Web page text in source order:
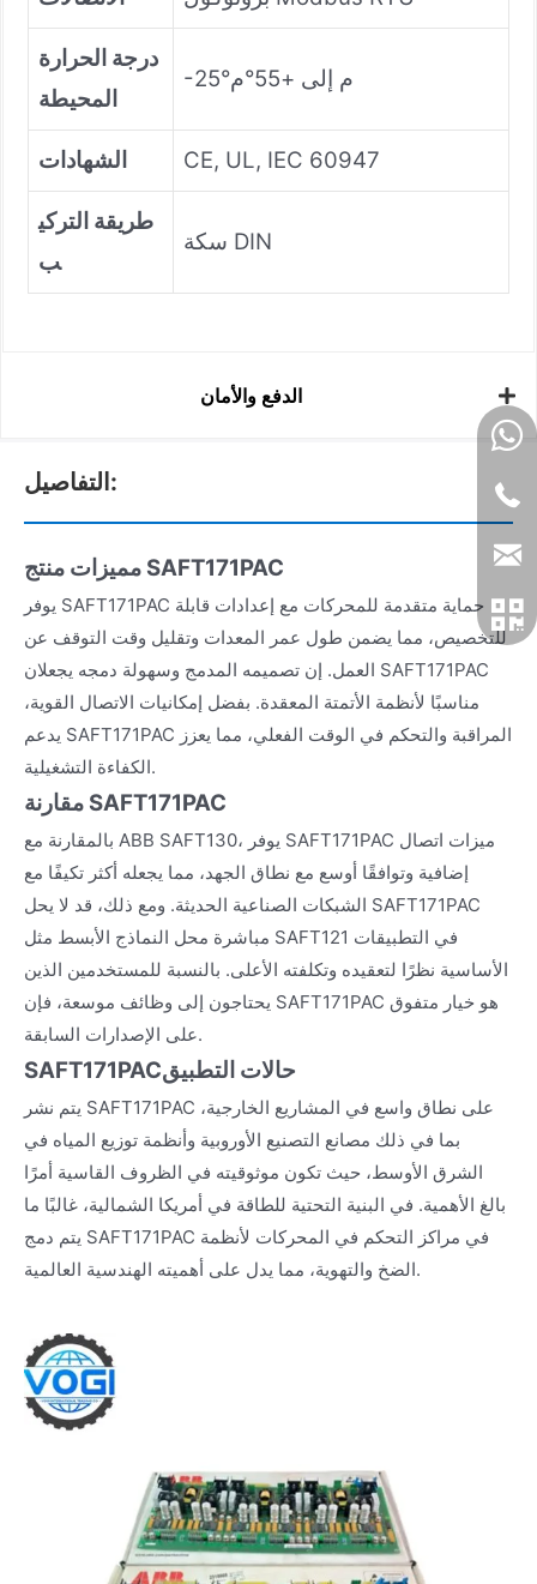
درجة الحرارة
المحيطة
-25°م إلى +55°م
الشهادات CE, UL, IEC 60947
طريقة التركي
ب
سكة DIN
الدفع والأمان
التفاصيل:
مميزات منتج SAFT171PAC
يوفر SAFT171PAC حماية متقدمة للمحركات مع إعدادات قابلة
للتخصيص، مما يضمن طول عمر المعدات وتقليل وقت التوقف عن
العمل. إن تصميمه المدمج وسهولة دمجه يجعلان SAFT171PAC
مناسبًا لأنظمة الأتمتة المعقدة. بفضل إمكانيات الاتصال القوية،
يدعم SAFT171PAC المراقبة والتحكم في الوقت الفعلي، مما يعزز
الكفاءة التشغيلية.
مقارنة SAFT171PAC
بالمقارنة مع ABB SAFT130، يوفر SAFT171PAC ميزات اتصال
إضافية وتوافقًا أوسع مع نطاق الجهد، مما يجعله أكثر تكيفًا مع
الشبكات الصناعية الحديثة. ومع ذلك، قد لا يحل SAFT171PAC
مباشرة محل النماذج الأبسط مثل SAFT121 في التطبيقات
الأساسية نظرًا لتعقيده وتكلفته الأعلى. بالنسبة للمستخدمين الذين
يحتاجون إلى وظائف موسعة، فإن SAFT171PAC هو خيار متفوق
على الإصدارات السابقة.
SAFT171PACحالات التطبيق
يتم نشر SAFT171PAC على نطاق واسع في المشاريع الخارجية،
بما في ذلك مصانع التصنيع الأوروبية وأنظمة توزيع المياه في
الشرق الأوسط، حيث تكون موثوقيته في الظروف القاسية أمرًا
بالغ الأهمية. في البنية التحتية للطاقة في أمريكا الشمالية، غالبًا ما
يتم دمج SAFT171PAC في مراكز التحكم في المحركات لأنظمة
الضخ والتهوية، مما يدل على أهميته الهندسية العالمية.